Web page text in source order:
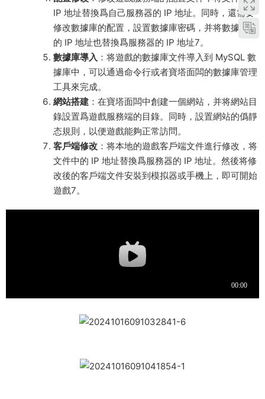
IP 地址替換爲自己服務器的 IP 地址。同時，還需要
修改數據庫的配置，設置數據庫密碼，并将數據庫中
的 IP 地址也替換爲服務器的 IP 地址7。
數據庫導入 ：将遊戲的數據庫文件導入到 MySQL 數
據庫中，可以通過命令行或者寶塔面闆的數據庫管理
工具來完成。
網站搭建 ：在寶塔面闆中創建一個網站，并将網站目
錄設置爲遊戲服務端的目錄。同時，設置網站的僞靜
态規則，以便遊戲能夠正常訪問。
客戶端修改 ：将本地的遊戲客戶端文件進行修改，将
文件中的 IP 地址替換爲服務器的 IP 地址。然後将修
改後的客戶端文件安裝到模拟器或手機上，即可開始
遊戲7。